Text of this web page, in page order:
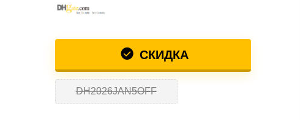
СКИДКА
DH2026JAN5OFF